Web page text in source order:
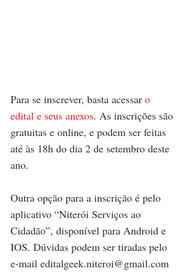
Para se inscrever, basta acessar o
edital e seus anexos. As inscrições são
gratuitas e online, e podem ser feitas
até às 18h do dia 2 de setembro deste
ano.
Outra opção para a inscrição é pelo
aplicativo “Niterói Serviços ao
Cidadão”, disponível para Android e
IOS. Dúvidas podem ser tiradas pelo
e-mail editalgeek.niteroi@gmail.com